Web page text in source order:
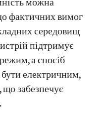
фактичних вимог
середовищ
підтримує
а спосіб
електричним,
забезпечує